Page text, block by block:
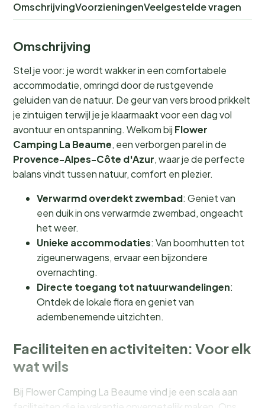
OmschrijvingVoorzieningenVeelgestelde vragen
Omschrijving
Stel je voor: je wordt wakker in een comfortabele
accommodatie, omringd door de rustgevende
geluiden van de natuur. De geur van vers brood prikkelt
je zintuigen terwijl je je klaarmaakt voor een dag vol
avontuur en ontspanning. Welkom bij Flower
Camping La Beaume, een verborgen parel in de
Provence-Alpes-Côte d'Azur, waar je de perfecte
balans vindt tussen natuur, comfort en plezier.
Verwarmd overdekt zwembad: Geniet van
een duik in ons verwarmde zwembad, ongeacht
het weer.
Unieke accommodaties: Van boomhutten tot
zigeunerwagens, ervaar een bijzondere
overnachting.
Directe toegang tot natuurwandelingen:
Ontdek de lokale flora en geniet van
adembenemende uitzichten.
Faciliteiten en activiteiten: Voor elk
wat wils
Bij Flower Camping La Beaume vind je een scala aan